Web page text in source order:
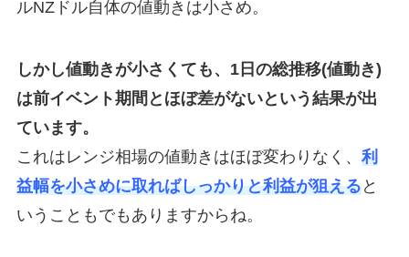
ルNZドル自体の値動きは小さめ。
しかし値動きが小さくても、1日の総推移(値動き)
は前イベント期間とほぼ差がないという結果が出
ています。
これはレンジ相場の値動きはほぼ変わりなく、 利
益幅を小さめに取ればしっかりと利益が狙えると
いうこともでもありますからね。